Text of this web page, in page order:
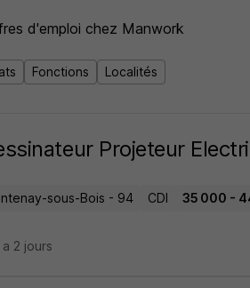
d'emploi chez Manwork
Fonctions Localités
Projeteur
sous-Bois - 94 CDI 35 000 -
a 2 jours